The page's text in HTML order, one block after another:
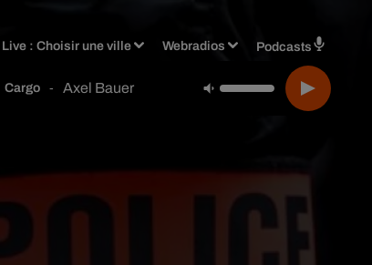
Live :Choisir une ville Webradios Podcasts
Cargo - Axel Bauer